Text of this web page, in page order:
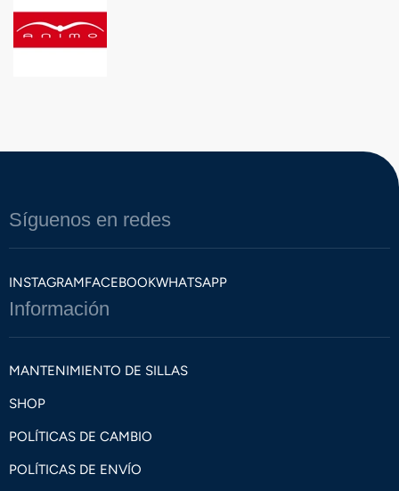
Síguenos en redes
INSTAGRAMFACEBOOKWHATSAPP
Información
MANTENIMIENTO DE SILLAS
SHOP
POLÍTICAS DE CAMBIO
POLÍTICAS DE ENVÍO